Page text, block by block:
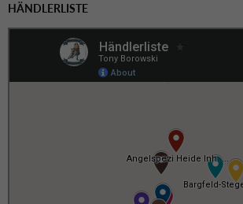
HÄNDLERLISTE